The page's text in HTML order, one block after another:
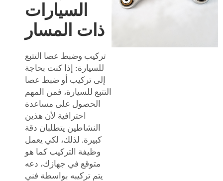
السيارات
ذات المسار
تركيب وضبط عصا التتبع
للسيارة: إذا كنت بحاجة
إلى تركيب أو ضبط عصا
التتبع للسيارة، فمن المهم
الحصول على مساعدة
احترافية لأن هذين
النشاطين يتطلبان دقة
كبيرة. لذلك، لكي يعمل
وظيفة التركيب كما هو
متوقع في جهازك، دعه
يتم تركيبه بواسطة فني